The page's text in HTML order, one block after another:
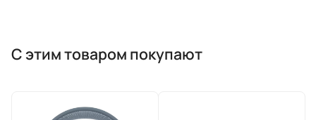
С этим товаром покупают